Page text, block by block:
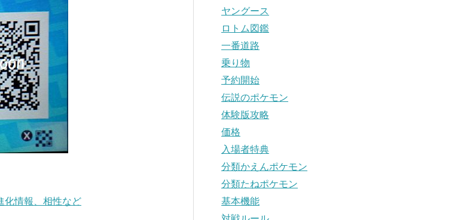
化情報、相性など
ヤングース
ロトム図鑑
一番道路
乗り物
予約開始
伝説のポケモン
体験版攻略
価格
入場者特典
分類かえんポケモン
分類たねポケモン
基本機能